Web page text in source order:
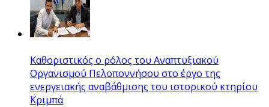
Καθοριστικός ο ρόλος του Αναπτυξιακού
Οργανισμού Πελοποννήσου στο έργο της
ενεργειακής αναβάθμισης του ιστορικού κτηρίου
Κριμπά